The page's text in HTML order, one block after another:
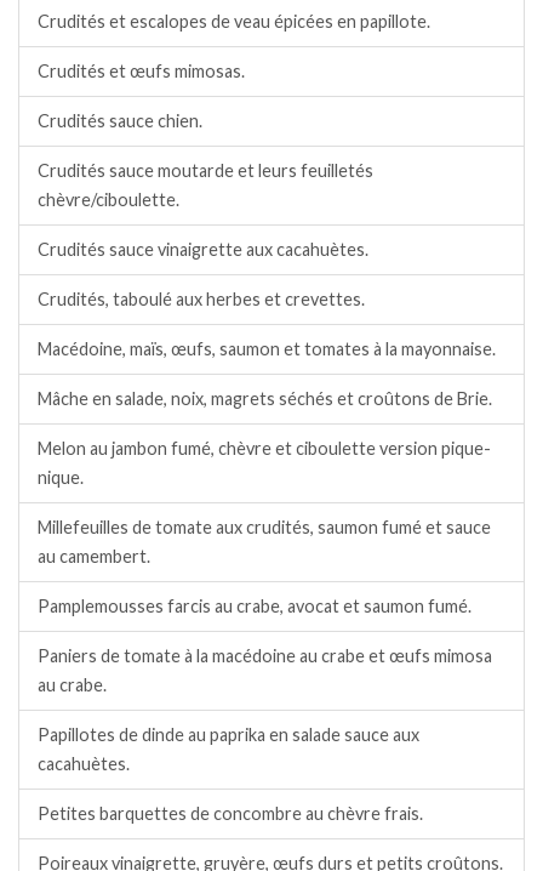
Crudités et escalopes de veau épicées en papillote.
Crudités et œufs mimosas.
Crudités sauce chien.
Crudités sauce moutarde et leurs feuilletés
chèvre/ciboulette.
Crudités sauce vinaigrette aux cacahuètes.
Crudités, taboulé aux herbes et crevettes.
Macédoine, maïs, œufs, saumon et tomates à la mayonnaise.
Mâche en salade, noix, magrets séchés et croûtons de Brie.
Melon au jambon fumé, chèvre et ciboulette version pique-
nique.
Millefeuilles de tomate aux crudités, saumon fumé et sauce
au camembert.
Pamplemousses farcis au crabe, avocat et saumon fumé.
Paniers de tomate à la macédoine au crabe et œufs mimosa
au crabe.
Papillotes de dinde au paprika en salade sauce aux
cacahuètes.
Petites barquettes de concombre au chèvre frais.
Poireaux vinaigrette, gruyère, œufs durs et petits croûtons.